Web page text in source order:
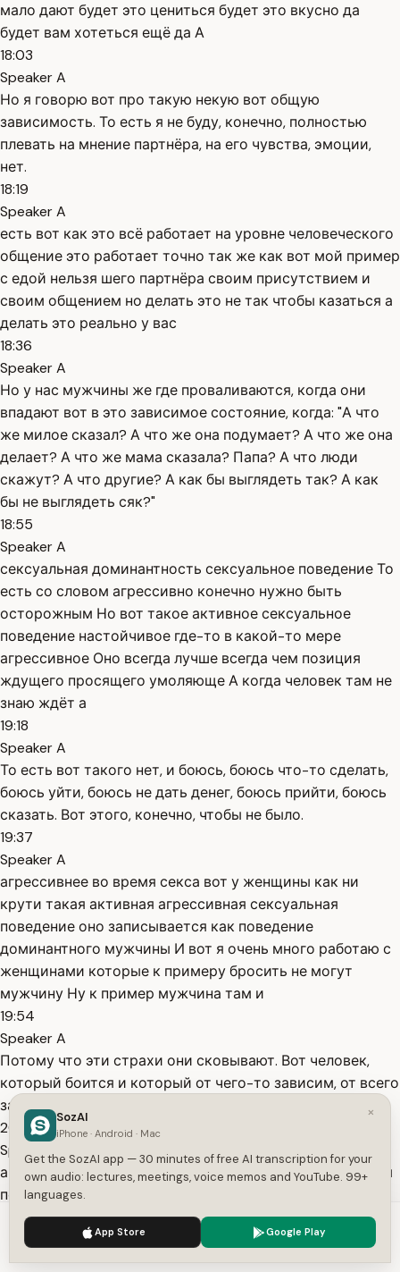
мало дают будет это цениться будет это вкусно да
будет вам хотеться ещё да А
18:03
Speaker A
Но я говорю вот про такую некую вот общую
зависимость. То есть я не буду, конечно, полностью
плевать на мнение партнёра, на его чувства, эмоции,
нет.
18:19
Speaker A
есть вот как это всё работает на уровне человеческого
общение это работает точно так же как вот мой пример
с едой нельзя шего партнёра своим присутствием и
своим общением но делать это не так чтобы казаться а
делать это реально у вас
18:36
Speaker A
Но у нас мужчины же где проваливаются, когда они
впадают вот в это зависимое состояние, когда: "А что
же милое сказал? А что же она подумает? А что же она
делает? А что же мама сказала? Папа? А что люди
скажут? А что другие? А как бы выглядеть так? А как
бы не выглядеть сяк?"
18:55
Speaker A
сексуальная доминантность сексуальное поведение То
есть со словом агрессивно конечно нужно быть
осторожным Но вот такое активное сексуальное
поведение настойчивое где-то в какой-то мере
агрессивное Оно всегда лучше всегда чем позиция
ждущего просящего умоляюще А когда человек там не
знаю ждёт а
19:18
Speaker A
То есть вот такого нет, и боюсь, боюсь что-то сделать,
боюсь уйти, боюсь не дать денег, боюсь прийти, боюсь
сказать. Вот этого, конечно, чтобы не было.
19:37
Speaker A
агрессивнее во время секса вот у женщины как ни
крути такая активная агрессивная сексуальная
поведение оно записывается как поведение
доминантного мужчины И вот я очень много работаю с
женщинами которые к примеру бросить не могут
мужчину Ну к пример мужчина там и
19:54
Speaker A
Потому что эти страхи они сковывают. Вот человек,
который боится и который от чего-то зависим, от всего
зависим, он, конечно, считывается как слабак.
20:12
Speaker A
а направленности она является более выигрышной чем
позиция такого просящего ласкового нежного
нуждающегося нет хотя у нас в литературе и в
кинематографе конечно поощряется и воспевается
другое поведение нежное ласковое и чувствительное
We use cookies to enhance your experience.
×
SozAI
iPhone · Android · Mac
Get the SozAI app — 30 minutes of free AI transcription for your
own audio: lectures, meetings, voice memos and YouTube. 99+
languages.
App Store Google Play